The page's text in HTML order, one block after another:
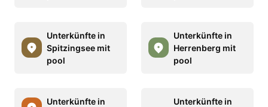
Unterkünfte in
Spitzingsee mit
pool
Unterkünfte in
Herrenberg mit
pool
Unterkünfte in
Unterkünfte in